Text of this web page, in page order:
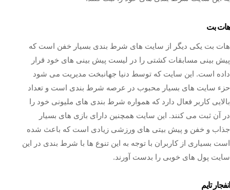
هات بت
هات بت یکی دیگر از سایت های شرط بندی بسیار خفن است که
پیش بینی مسابقات کشتی را در لیست پیش بینی های خود قرار
داده است. این سایت که توسط دنیا جهانبخت مدیریت می شود
حزء سایت های بسیار محبوب در عرصه شرط بندی است و تعداد
بالایی کاربر فعال دارد که همواره شرط بندی های ملیونی خود را
در آن ثبت می کنند. این سایت همچنین دارای بازی های بسیار
جذاب و خفن و پیش بیتی های ورزشی زیادی است که باعث شده
است بسیاری از کاربران با توجه به این تنوع ها با شرط بندی در این
سایت پول های خوبی را بدست آورند.
انفجار تایم